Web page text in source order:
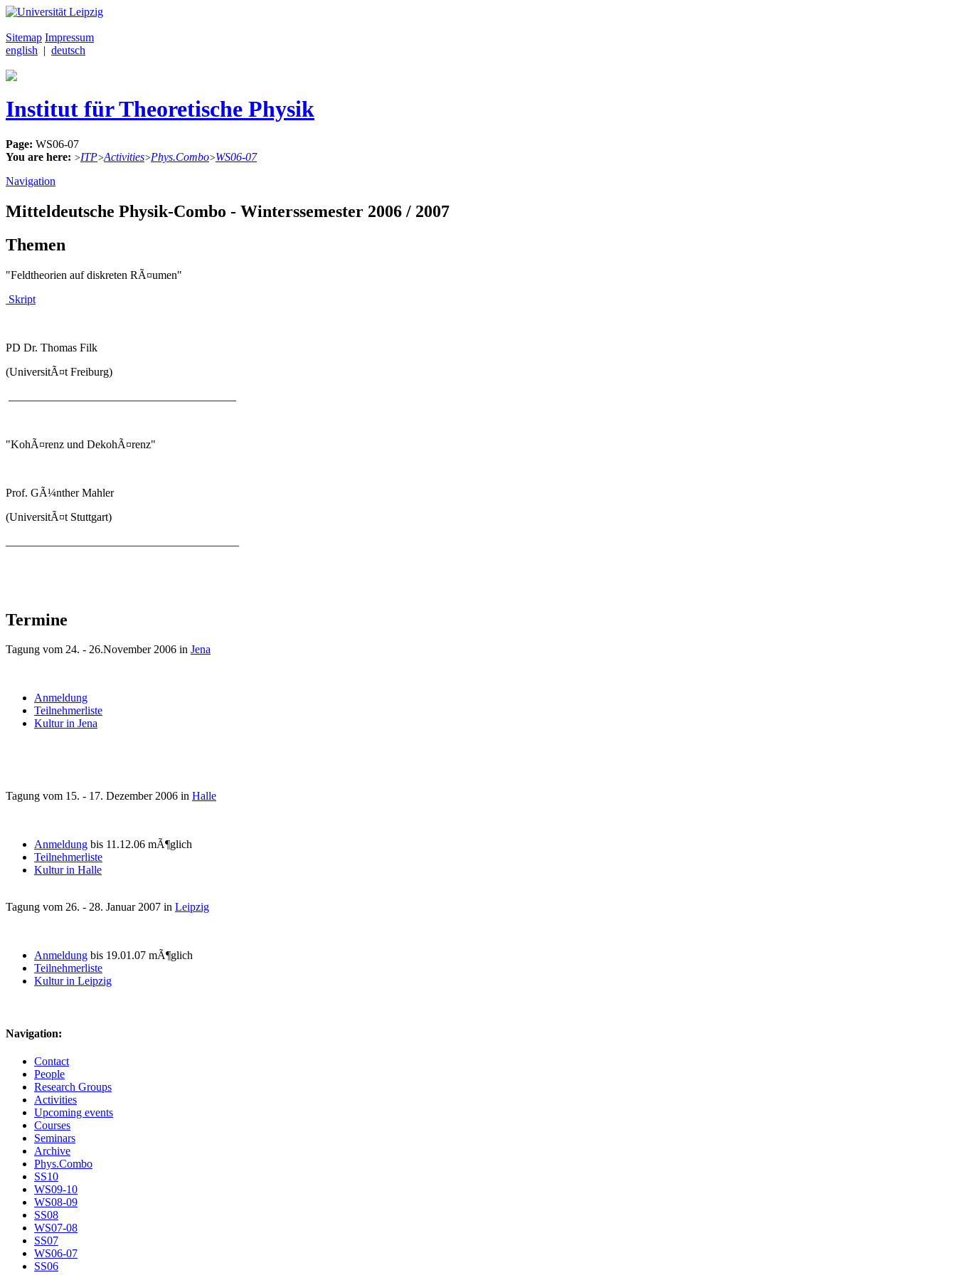
Sitemap Impressum
english | deutsch
Institut für Theoretische Physik
Page: WS06-07
You are here: >ITP>Activities>Phys.Combo>WS06-07
Navigation
Mitteldeutsche Physik-Combo - Winterssemester 2006 / 2007
Themen
"Feldtheorien auf diskreten RÃ¤umen"
Skript
PD Dr. Thomas Filk
(UniversitÃ¤t Freiburg)
"KohÃ¤renz und DekohÃ¤renz"
Prof. GÃ¼nther Mahler
(UniversitÃ¤t Stuttgart)
Termine
Tagung vom 24. - 26.November 2006 in Jena
Anmeldung
Teilnehmerliste
Kultur in Jena
Tagung vom 15. - 17. Dezember 2006 in Halle
Anmeldung bis 11.12.06 mÃ¶glich
Teilnehmerliste
Kultur in Halle
Tagung vom 26. - 28. Januar 2007 in Leipzig
Anmeldung bis 19.01.07 mÃ¶glich
Teilnehmerliste
Kultur in Leipzig
Navigation:
Contact
People
Research Groups
Activities
Upcoming events
Courses
Seminars
Archive
Phys.Combo
SS10
WS09-10
WS08-09
SS08
WS07-08
SS07
WS06-07
SS06